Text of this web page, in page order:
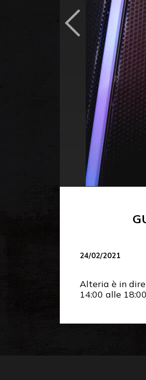
24/02/2021
Alteria è in
14:00 alle